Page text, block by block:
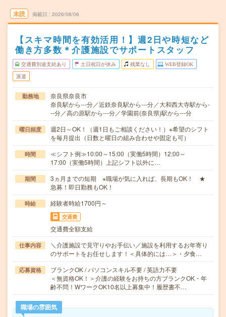
未読 掲載日 2026/08/06
【スキマ時間を有効活用！】週2日や時短など
働き方多数＊介護施設でサポートスタッフ
交通費別途支給あり 土日祝日が休み 残業なし WEB登録OK
派遣
勤務地
奈良県奈良市
奈良駅から---分／近鉄奈良駅から---分／大和西大寺駅から-
--分／高の原駅から---分／学園前(奈良県)駅から---分
曜日頻度
週2日～OK！（週1日もご相談ください！）※希望のシフト
を毎月提出（日数と曜日の組み合わせや固定も可）
時間
≪シフト例≫10:00～15:00（実働5時間）12:00～
17:00（実働5時間）上記シフト以外に…
期間
3ヵ月までの短期 ※職場が気に入れば、長期もOK！ ★
急募！即日勤務もOK！
時給 経験者時給1700円～
交通費
交通費全額支給
仕事内容
＼介護施設で見守りやお手伝い／施設を利用するお年寄り
のサポートをお任せします！＜具体的には…＞・夕食…
応募資格
ブランクOK / パソコンスキル不要 / 英語力不要
＜無資格OK！＞介護の経験をお持ちの方ブランクOK・年
齢不問！WワークOK10名以上募集中！履歴書不…
職場の雰囲気